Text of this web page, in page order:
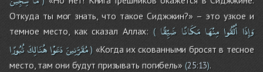
Откуда ты мог знать, что такое Сиджжин?» – это узкое и
темное место, как сказал Аллах: ( وَإِذَا أُلْقُوا مِنْهَا مَكَانًا ضَيِّقًا
مُقَرَّنِينَدَعَوْاهُنَالِكَثُبُورًا ) «Когда их скованными бросят в тесное
место, там они будут призывать погибель» (25:13).